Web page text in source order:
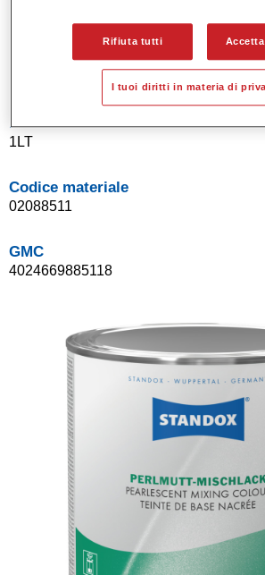
Buona opacità.
Sistema di basi opache a solvente
Facile da sfumare.
Product Variant
1LT
Codice materiale
02088511
GMC
4024669885118
Rifiuta tutti
I tuoi diritti in materia di